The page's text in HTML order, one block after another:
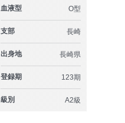
血液型 O型
支部 長崎
出身地 長崎県
登録期 123期
級別 A2級